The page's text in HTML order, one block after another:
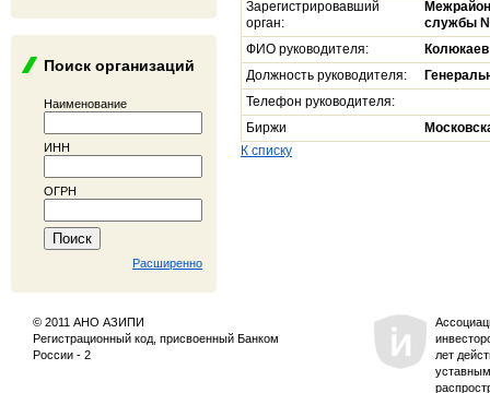
Поиск организаций
Наименование
ИНН
ОГРН
Расширенно
Зарегистрировавший
орган:
службы №
ФИО руководителя:
Должность руководителя:
Телефон руководителя:
Биржи
К списку
© 2011 АНО АЗИПИ
Регистрационный код, присвоенный Банком
России - 2
лет